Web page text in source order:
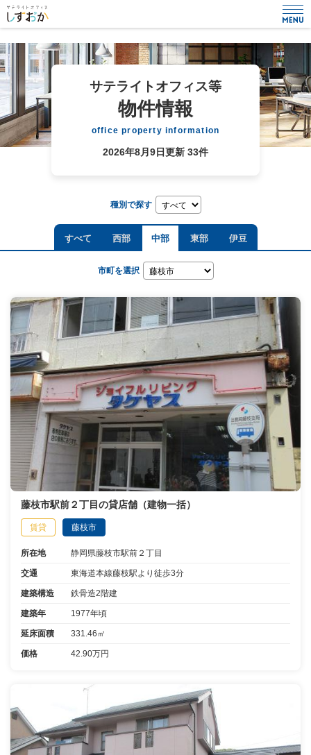
サテライトオフィス等
物件情報
office property information
2026年8月9日更新 33件
種別で探す
すべて 西部 中部 東部 伊豆
市町を選択
藤枝市駅前２丁目の貸店舗（建物一括）
賃貸 藤枝市
所在地 静岡県藤枝市駅前２丁目
交通 東海道本線藤枝駅より徒歩3分
建築構造 鉄骨造2階建
建築年 1977年頃
延床面積 331.46㎡
価格 42.90万円